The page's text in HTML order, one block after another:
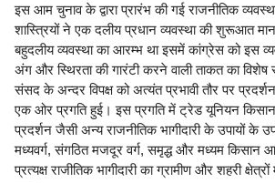
इस आम चुनाव के द्वारा प्रारंभ की गई राजनीतिक
शास्त्रियों ने एक दलीय प्रधान व्यवस्था की शुरूआत
बहुदलीय व्यवस्था का आरम्भ था इसमें कांग्रेस को इस
अंग और स्थिरता की गारंटी करने वाली ताकत का विशेष
संसद के अन्दर विपक्ष को अत्यंत प्रभावी तौर पर
एक ओर प्रगति हुई। इस प्रगति में ट्रेड यूनियन
प्रदर्शन जैसी अन्य राजनीतिक भागीदारी के उपायों के
मध्यवर्ग, संगठित मजदूर वर्ग, समृद्ध और मध्यम किसान
प्रत्यक्ष राजीतिक भागीदारी का ग्रामीण और शहरी